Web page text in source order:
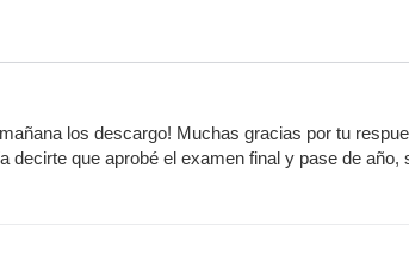
los descargo! Muchas gracias por tu
que aprobé el examen final y pase de año,